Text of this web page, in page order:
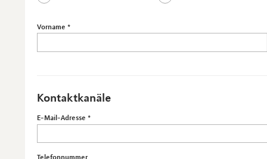
Vorname
Kontaktkanäle
E-Mail-Adresse